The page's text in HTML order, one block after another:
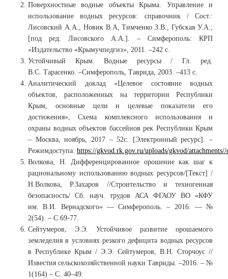
Поверхностные водные объекты Крыма. Управление и
использование водных ресурсов: справочник / Сост.:
Лисовский А.А., Новик В.А, Тимченко З.В., Губская У.А.;
[под ред. Лисовского А.А.]. – Симферополь: КРП
«Издательство «Крымучпедгиз», 2011. –242 с.
Устойчивый Крым. Водные ресурсы / Гл. ред.
В.С. Тарасенко. –Симферополь, Таврида, 2003. –413 с.
Аналитический доклад «Целевое состояние водных
объектов, расположенных на территории Республики
Крым, основные цели и целевые показатели его
достижения», Схема комплексного использования и
охраны водных объектов бассейнов рек Республики Крым
– Москва, ноябрь, 2017 – 52с. [Электронный ресурс]. –
Режимдоступа: https://gkvod.rk.gov.ru/uploads/gkvod/
Волкова, Н. Дифференцированное орошение как шаг к
рациональному использованию водных ресурсов/[Текст] /
Н.Волкова, Р.Захаров //Строительство и техногенная
безопасность/ Сб. науч. трудов АСА ФГАОУ ВО «КФУ
им. В.И. Вернадского» — Симферополь. – 2016. — №
2(54). – С.69-77.
Сейтумеров, Э.Э. Устойчивое развитие орошаемого
земледелия в условиях резкого дефицита водных ресурсов
в Республике Крым / Э.Э. Сейтумеров, В.Н. Сторчоус //
Известия сельскохозяйственной науки Тавриды. –2016. – №
1(164) – С. 40–49.